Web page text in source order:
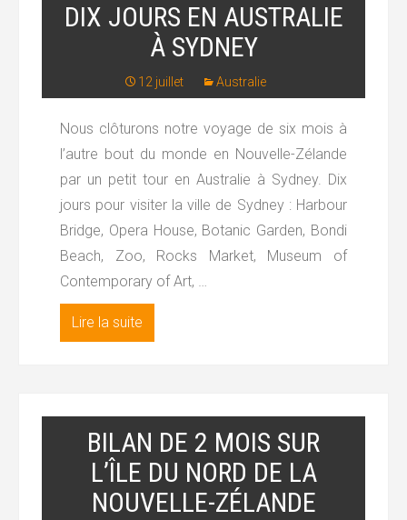
DIX JOURS EN AUSTRALIE
À SYDNEY
12 juillet Australie
Nous clôturons notre voyage de six mois à
l’autre bout du monde en Nouvelle-Zélande
par un petit tour en Australie à Sydney. Dix
jours pour visiter la ville de Sydney : Harbour
Bridge, Opera House, Botanic Garden, Bondi
Beach, Zoo, Rocks Market, Museum of
Contemporary of Art, …
Lire la suite
BILAN DE 2 MOIS SUR
L’ÎLE DU NORD DE LA
NOUVELLE-ZÉLANDE